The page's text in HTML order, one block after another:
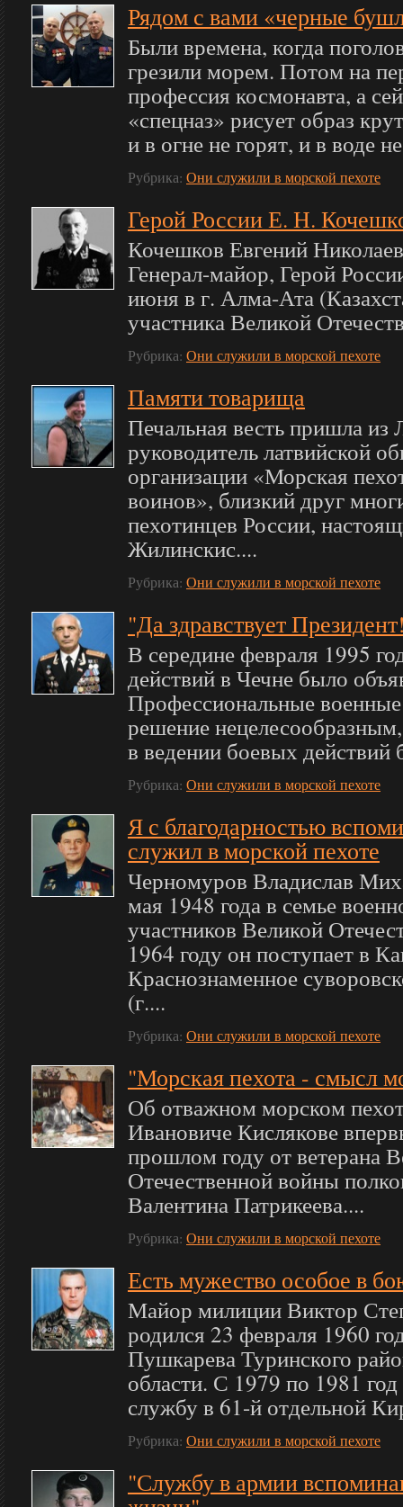
Рядом с вами «черные
Были времена, когда
грезили морем. Потом на
профессия космонавта, а
«спецназ» рисует образ
и в огне не горят, и в воде
Рубрика: Они служили в морской пехоте
Герой России Е. Н.
Кочешков Евгений
Генерал-майор, Герой
июня в г. Алма-Ата
участника Великой
Рубрика: Они служили в морской пехоте
Памяти товарища
Печальная весть пришла из
руководитель латвийской
организации «Морская
воинов», близкий друг
пехотинцев России,
Жилинскис....
Рубрика: Они служили в морской пехоте
"Да здравствует
В середине февраля 1995
действий в Чечне было
Профессиональные военные
решение
в ведении боевых действий
Рубрика: Они служили в морской пехоте
Я с благодарностью
служил в морской пехоте
Черномуров Владислав
мая 1948 года в семье
участников Великой
1964 году он поступает в
Краснознаменное
(г....
Рубрика: Они служили в морской пехоте
"Морская пехота - смысл
Об отважном морском
Ивановиче Кислякове
прошлом году от ветерана
Отечественной войны
Валентина Патрикеева....
Рубрика: Они служили в морской пехоте
Есть мужество особое в
Майор милиции Виктор
родился 23 февраля 1960
Пушкарева Туринского
области. С 1979 по 1981
службу в 61-й отдельной
Рубрика: Они служили в морской пехоте
"Службу в армии